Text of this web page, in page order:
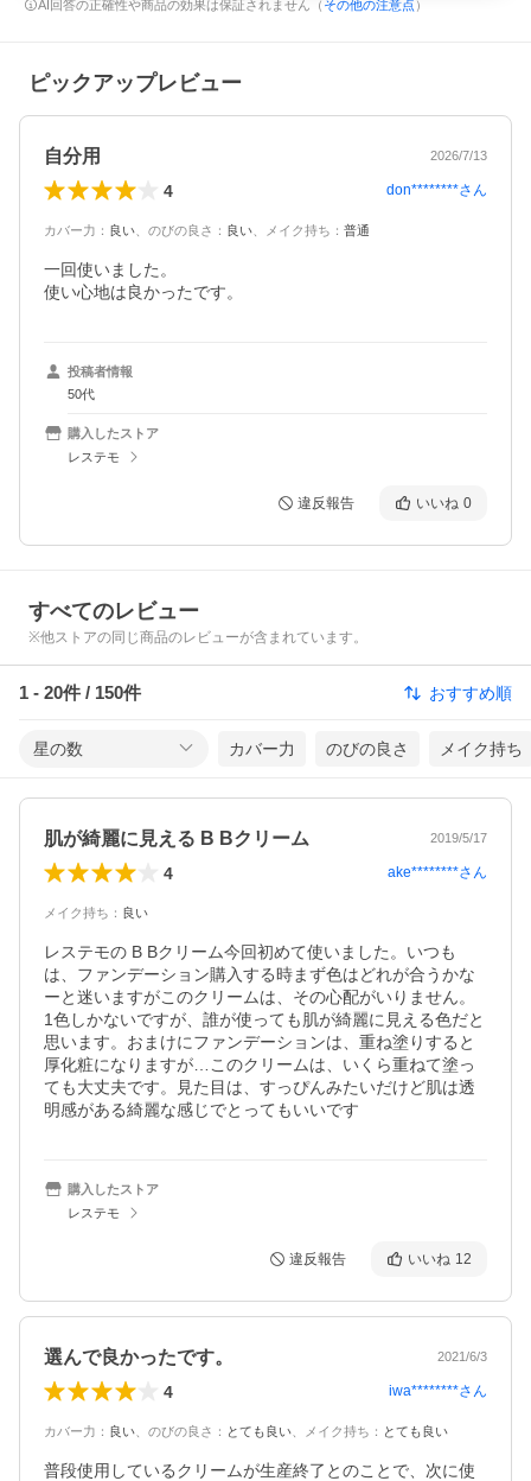
AI回答の正確性や商品の効果は保証されません（ その他の注意点 ）
ピックアップレビュー
自分用 2026/7/13
4 don********さん
カバー力 ： 良い のびの良さ ： 良い メイク持ち ： 普通
一回使いました。
使い心地は良かったです。
投稿者情報
50代
購入したストア
レステモ
違反報告 いいね 0
すべてのレビュー
※他ストアの同じ商品のレビューが含まれています。
1 - 20件 / 150件 おすすめ順
星の数 カバー力 のびの良さ メイク持ち
肌が綺麗に見える B Bクリーム 2019/5/17
4 ake********さん
メイク持ち ： 良い
レステモの B Bクリーム今回初めて使いました。いつも
は、ファンデーション購入する時まず色はどれが合うかな
ーと迷いますがこのクリームは、その心配がいりません。
1色しかないですが、誰が使っても肌が綺麗に見える色だと
思います。おまけにファンデーションは、重ね塗りすると
厚化粧になりますが…このクリームは、いくら重ねて塗っ
ても大丈夫です。見た目は、すっぴんみたいだけど肌は透
明感がある綺麗な感じでとってもいいです
購入したストア
レステモ
違反報告 いいね 12
選んで良かったです。 2021/6/3
4 iwa********さん
カバー力 ： 良い のびの良さ ： とても良い メイク持ち ： とても良い
普段使用しているクリームが生産終了とのことで、次に使